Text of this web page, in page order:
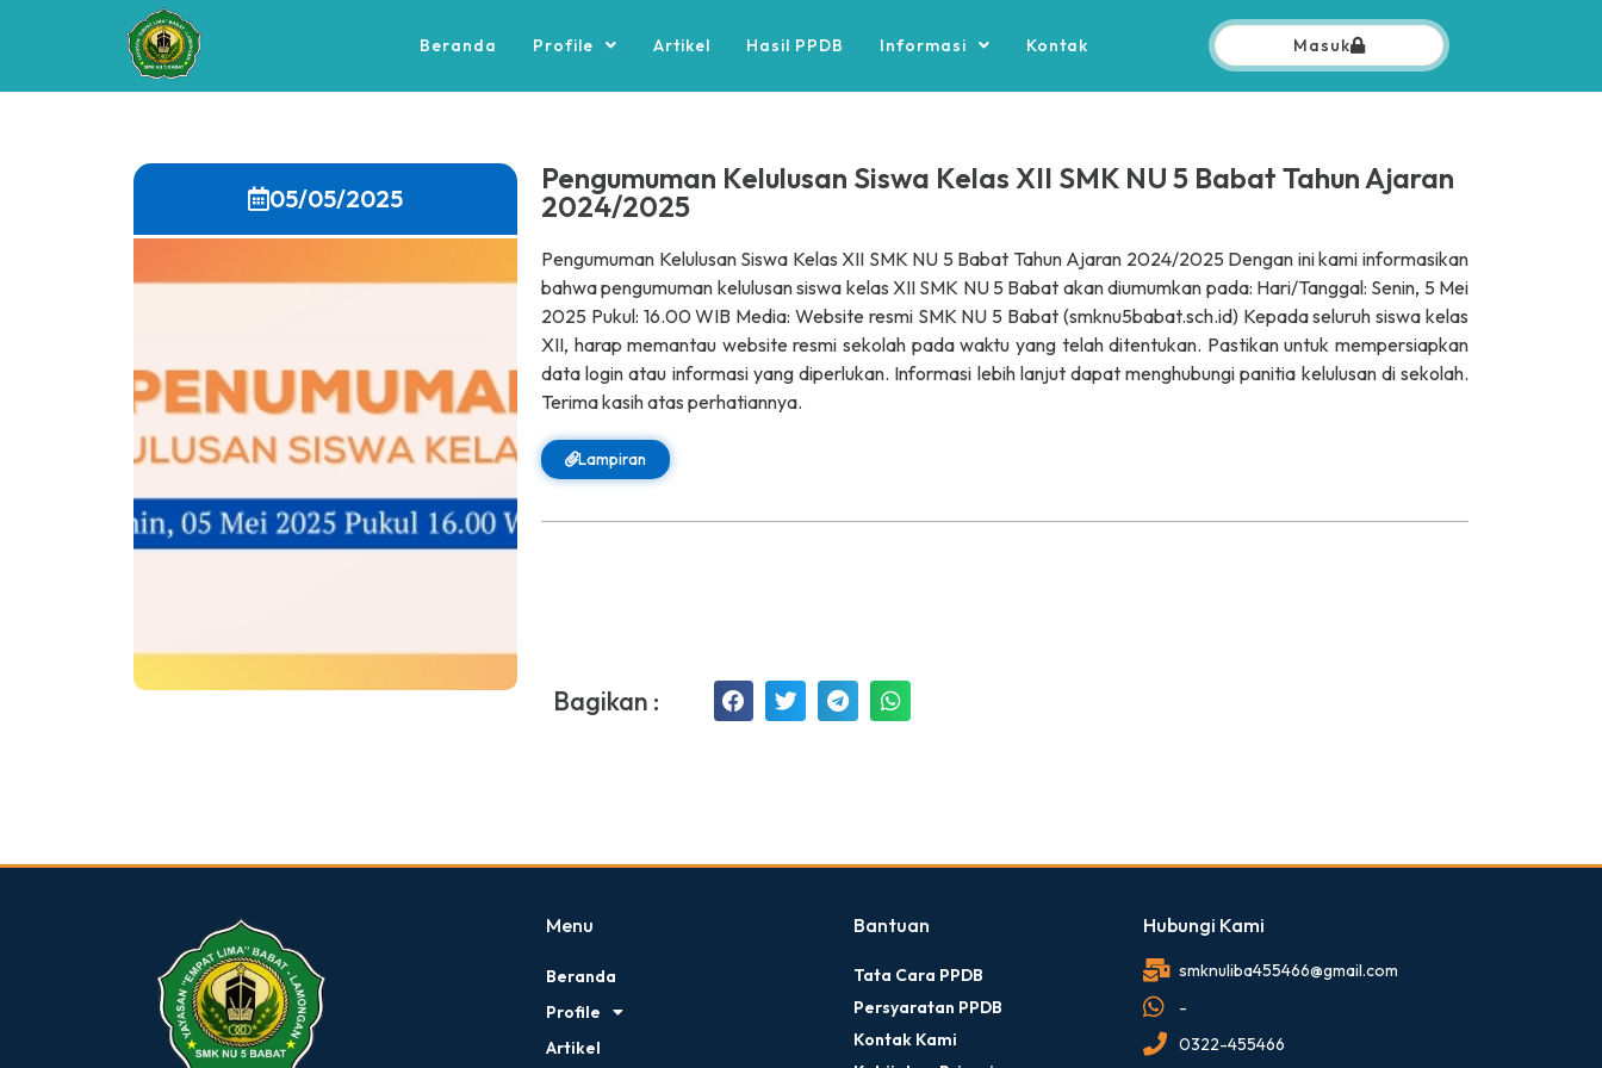
Beranda Profile Artikel Hasil PPDB Informasi Kontak Masuk
05/05/2025
Pengumuman Kelulusan Siswa Kelas XII SMK NU 5 Babat Tahun Ajaran
2024/2025
Pengumuman Kelulusan Siswa Kelas XII SMK NU 5 Babat Tahun Ajaran 2024/2025 Dengan ini kami informasikan
bahwa pengumuman kelulusan siswa kelas XII SMK NU 5 Babat akan diumumkan pada: Hari/Tanggal: Senin, 5 Mei
2025 Pukul: 16.00 WIB Media: Website resmi SMK NU 5 Babat (smknu5babat.sch.id) Kepada seluruh siswa kelas
XII, harap memantau website resmi sekolah pada waktu yang telah ditentukan. Pastikan untuk mempersiapkan
data login atau informasi yang diperlukan. Informasi lebih lanjut dapat menghubungi panitia kelulusan di sekolah.
Terima kasih atas perhatiannya.
Lampiran
Bagikan :
Menu
Beranda
Profile
Artikel
Bantuan
Tata Cara PPDB
Persyaratan PPDB
Kontak Kami
Hubungi Kami
smknuliba455466@gmail.com
-
0322-455466